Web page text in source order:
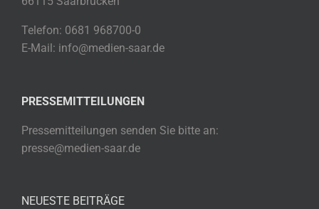
Telefon: 0681 968700-0
E-Mail: info@medien-saar.de
PRESSEMITTEILUNGEN
Pressemitteilungen senden Sie bitte an:
presse@medien-saar.de
NEUESTE BEITRÄGE